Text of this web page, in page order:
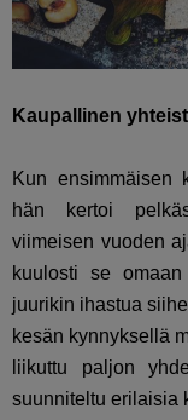
Kaupallinen
Kun ensimmäisen
hän kertoi
viimeisen vuoden
kuulosti se
juurikin ihastua
kesän kynnyksellä
liikuttu paljon
suunniteltu erilaisia